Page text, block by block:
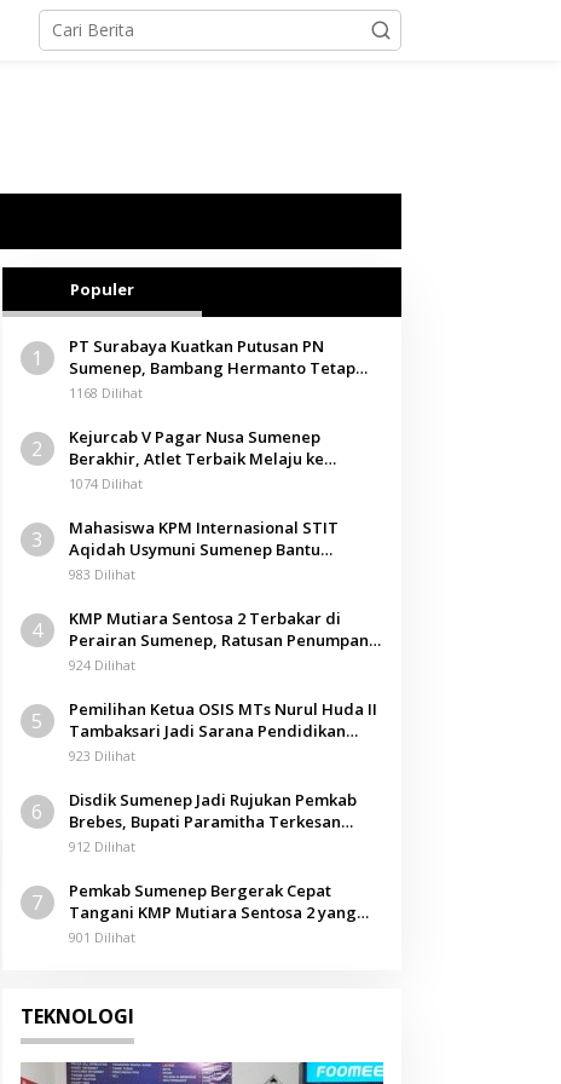
Populer
1
PT Surabaya Kuatkan Putusan PN
Sumenep, Bambang Hermanto Tetap
Dinyatakan Pemilik Sah Tanah di
1168 Dilihat
2
Kejurcab V Pagar Nusa Sumenep
Berakhir, Atlet Terbaik Melaju ke
Kejurwil Jatim
1074 Dilihat
3
Mahasiswa KPM Internasional STIT
Aqidah Usymuni Sumenep Bantu
Pengurusan Jenazah WNI di Malaysia
983 Dilihat
4
KMP Mutiara Sentosa 2 Terbakar di
Perairan Sumenep, Ratusan Penumpang
Dievakuasi
924 Dilihat
5
Pemilihan Ketua OSIS MTs Nurul Huda II
Tambaksari Jadi Sarana Pendidikan
Demokrasi bagi Siswa
923 Dilihat
6
Disdik Sumenep Jadi Rujukan Pemkab
Brebes, Bupati Paramitha Terkesan
Pendidikan Berbasis Budaya
912 Dilihat
7
Pemkab Sumenep Bergerak Cepat
Tangani KMP Mutiara Sentosa 2 yang
Terbakar
901 Dilihat
TEKNOLOGI